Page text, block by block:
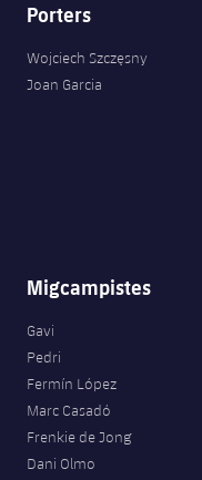
Porters
Wojciech Szczęsny
Joan Garcia
Migcampistes
Gavi
Pedri
Fermín López
Marc Casadó
Frenkie de Jong
Dani Olmo